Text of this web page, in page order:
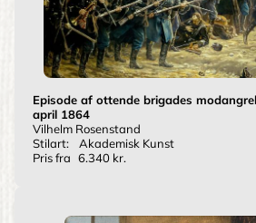
Episode af ottende brigades
april 1864
Vilhelm Rosenstand
Stilart:
Akademisk Kunst
Pris fra 6.340 kr.